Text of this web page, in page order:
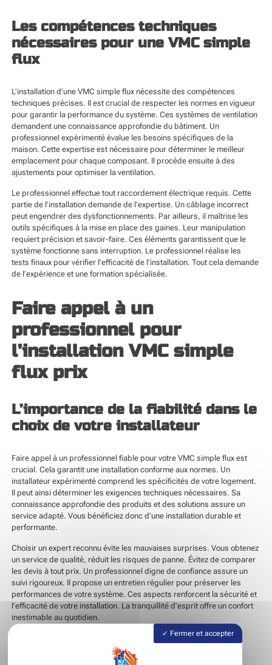
Les compétences techniques
nécessaires pour une VMC simple
flux
L’installation d’une VMC simple flux nécessite des compétences
techniques précises. Il est crucial de respecter les normes en vigueur
pour garantir la performance du système. Ces systèmes de ventilation
demandent une connaissance approfondie du bâtiment. Un
professionnel expérimenté évalue les besoins spécifiques de la
maison. Cette expertise est nécessaire pour déterminer le meilleur
emplacement pour chaque composant. Il procède ensuite à des
ajustements pour optimiser la ventilation.
Le professionnel effectue tout raccordement électrique requis. Cette
partie de l’installation demande de l’expertise. Un câblage incorrect
peut engendrer des dysfonctionnements. Par ailleurs, il maîtrise les
outils spécifiques à la mise en place des gaines. Leur manipulation
requiert précision et savoir-faire. Ces éléments garantissent que le
système fonctionne sans interruption. Le professionnel réalise les
tests finaux pour vérifier l’efficacité de l’installation. Tout cela demande
de l’expérience et une formation spécialisée.
Faire appel à un
professionnel pour
l’installation VMC simple
flux prix
L’importance de la fiabilité dans le
choix de votre installateur
Faire appel à un professionnel fiable pour votre VMC simple flux est
crucial. Cela garantit une installation conforme aux normes. Un
installateur expérimenté comprend les spécificités de votre logement.
Il peut ainsi déterminer les exigences techniques nécessaires. Sa
connaissance approfondie des produits et des solutions assure un
service adapté. Vous bénéficiez donc d’une installation durable et
performante.
Choisir un expert reconnu évite les mauvaises surprises. Vous obtenez
un service de qualité, réduit les risques de panne. Évitez de comparer
les devis à tout prix. Un professionnel digne de confiance assure un
suivi rigoureux. Il propose un entretien régulier pour préserver les
performances de votre système. Ces aspects renforcent la sécurité et
l’efficacité de votre installation. La tranquillité d’esprit offre un confort
inestimable au quotidien.
Les garanties offertes par un
Fermer et accepter